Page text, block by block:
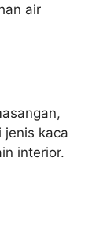
air
jenis kaca
interior.